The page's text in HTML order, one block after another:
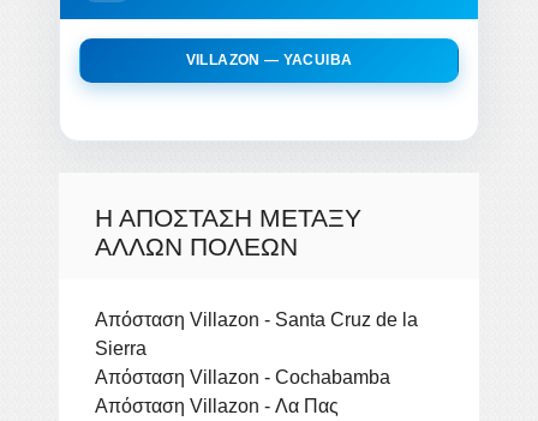
VILLAZON — YACUIBA
Η ΑΠΌΣΤΑΣΗ ΜΕΤΑΞΎ
ΆΛΛΩΝ ΠΌΛΕΩΝ
Απόσταση Villazon - Santa Cruz de la
Sierra
Απόσταση Villazon - Cochabamba
Απόσταση Villazon - Λα Πας